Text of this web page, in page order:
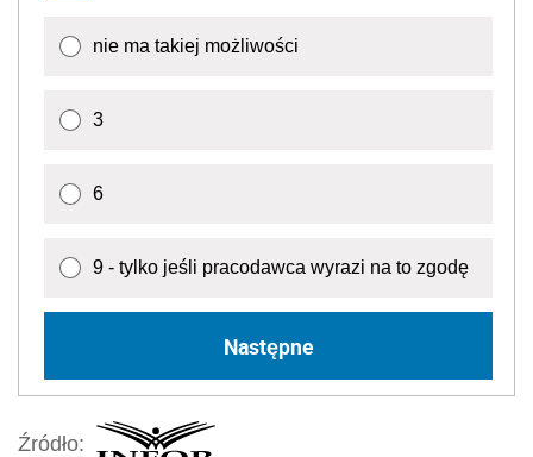
nie ma takiej możliwości
3
6
9 - tylko jeśli pracodawca wyrazi na to zgodę
Następne
Źródło: